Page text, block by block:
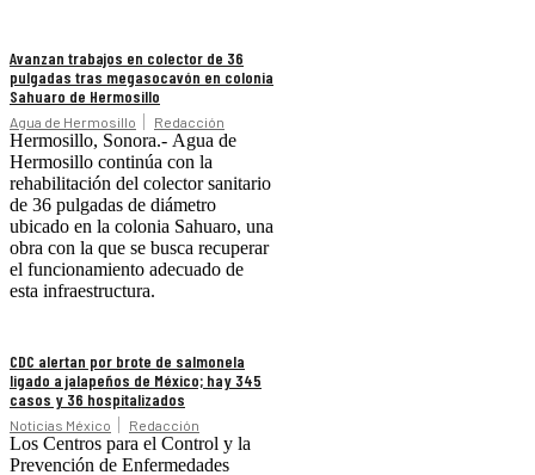
Avanzan trabajos en colector de 36
pulgadas tras megasocavón en colonia
Sahuaro de Hermosillo
Agua de Hermosillo Redacción
Hermosillo, Sonora.- Agua de
Hermosillo continúa con la
rehabilitación del colector sanitario
de 36 pulgadas de diámetro
ubicado en la colonia Sahuaro, una
obra con la que se busca recuperar
el funcionamiento adecuado de
esta infraestructura.
CDC alertan por brote de salmonela
ligado a jalapeños de México; hay 345
casos y 36 hospitalizados
Noticias México Redacción
Los Centros para el Control y la
Prevención de Enfermedades